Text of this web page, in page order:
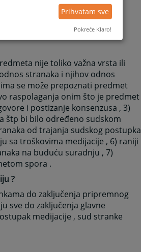
Hercegovini su pokazala da
dođu na medijaciju stranke
sporazum poštuju .
nije toliko važna vrsta ili
stranaka i njihov odnos
se može prepoznati predmet
raspolaganja onim što je predmet
i postizanje konsenzusa , 3)
štp bi bilo određeno sudskom
od trajanja sudskog postupka
sa troškovima medijacije , 6) raniji
na buduću suradnju , 7)
spora .
?
do zaključenja pripremnog
sve do zaključenja glavne
medijacije , sud stranke
Prihvatam sve
Pokreće Klaro!